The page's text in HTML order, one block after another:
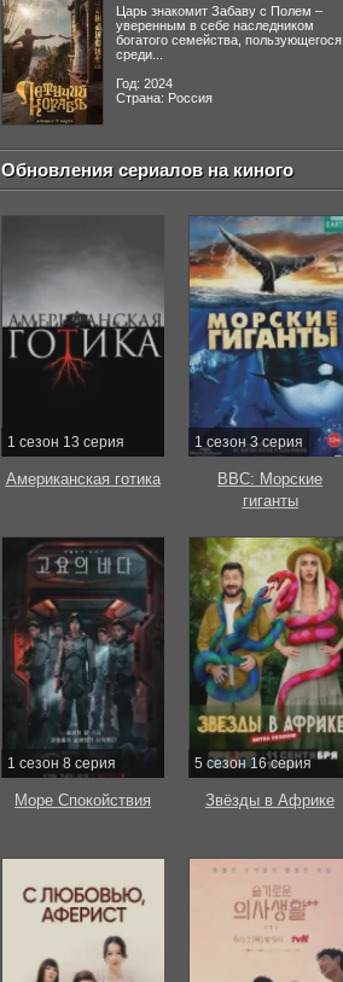
Царь знакомит Забаву с Полем –
уверенным в себе наследником
богатого семейства, пользующегося
среди...
Год: 2024
Страна: Россия
Обновления сериалов на киного
1 сезон 13 серия
Американская готика
1 сезон 3 серия
BBC: Морские
гиганты
1 сезон 8 серия
Море Спокойствия
5 сезон 16 серия
Звёзды в Африке